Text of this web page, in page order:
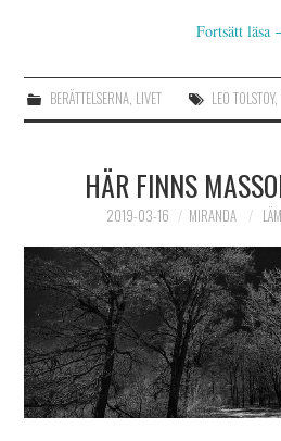
Fortsätt läsa
BERÄTTELSERNA, LIVET LEO TOLSTOY,
HÄR FINNS
2019-03-16 MIRANDA